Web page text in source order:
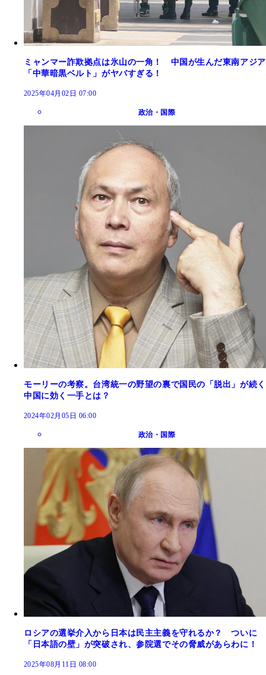
ミャンマー詐欺拠点は氷山の一角！ 中国が生んだ東南アジア
「中華暗黒ベルト」がヤバすぎる！
2025年04月02日 07:00
政治・国際
モーリーの考察。台湾統一の野望の裏で国民の「脱出」が続く
中国に効く一手とは？
2024年02月05日 06:00
政治・国際
ロシアの選挙介入から日本は民主主義を守れるか？ ついに
「日本語の壁」が突破され、参院選でその脅威があらわに！
2025年08月11日 08:00